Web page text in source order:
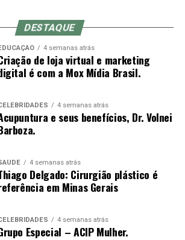
e de capitais como Entidade
Commodities
é referência em inteligência de
de risco para o agronegócio brasileiro,
indústrias e o mercado
de análises, consultoria e operações
; pinyin: dé qì; “chegada de qi”) se
sensação de torpor, distensão ou
no local da agulha. Se essa
então se justifica dizendo que o
localizado corretamente, ou a agulha
profundidade correta, ou houve
Se o de-qi não é
no local de inserção da agulha,
manipulação costumam ser
la, como arrancar, sacudir e
DESTAQUE
4 semanas atrás
de loja virtual e marketing
é com a Mox Mídia Brasil.
4 semanas atrás
e seus benefícios, Dr. Volnei
4 semanas atrás
Delgado: Cirurgião plástico é
em Minas Gerais
4 semanas atrás
Especial – ACIP Mulher.